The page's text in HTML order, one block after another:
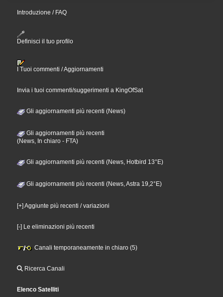
Introduzione / FAQ
Definisci il tuo profilo
I Tuoi commenti / Aggiornamenti
Invia i tuoi commenti/suggerimenti a KingOfSat
Gli aggiornamenti più recenti (News)
Gli aggiornamenti più recenti
(News, In chiaro - FTA)
Gli aggiornamenti più recenti (News, Hotbird 13°E)
Gli aggiornamenti più recenti (News, Astra 19,2°E)
[+] Aggiunte più recenti / variazioni
[-] Le eliminazioni più recenti
Canali temporaneamente in chiaro (5)
Ricerca Canali
Elenco Satelliti